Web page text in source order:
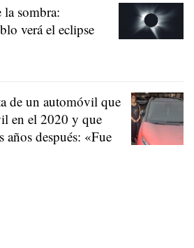
sombra:
verá el eclipse
de un automóvil que
en el 2020 y que
después: «Fue